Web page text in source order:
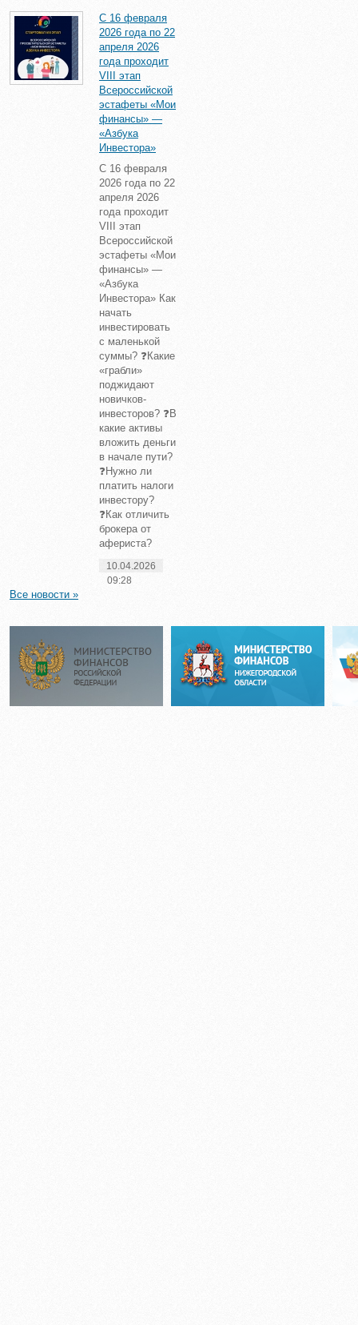
С 16 февраля
2026 года по 22
апреля 2026
года проходит
VIII этап
Всероссийской
эстафеты «Мои
финансы» —
«Азбука
Инвестора»
С 16 февраля
2026 года по 22
апреля 2026
года проходит
VIII этап
Всероссийской
эстафеты «Мои
финансы» —
«Азбука
Инвестора» Как
начать
инвестировать
с маленькой
суммы? ❓Какие
«грабли»
поджидают
новичков-
инвесторов? ❓В
какие активы
вложить деньги
в начале пути?
❓Нужно ли
платить налоги
инвестору?
❓Как отличить
брокера от
афериста?
10.04.2026
09:28
Все новости »